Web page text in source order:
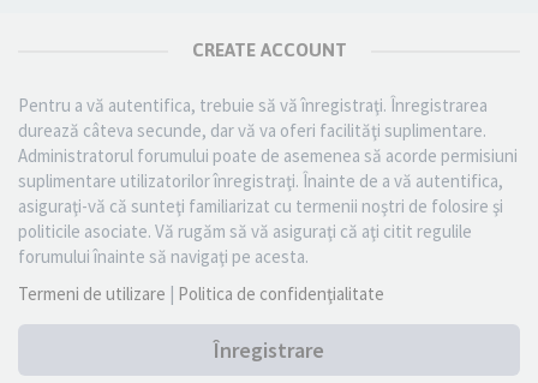
CREATE ACCOUNT
Pentru a vă autentifica, trebuie să vă înregistraţi. Înregistrarea
durează câteva secunde, dar vă va oferi facilităţi suplimentare.
Administratorul forumului poate de asemenea să acorde permisiuni
suplimentare utilizatorilor înregistraţi. Înainte de a vă autentifica,
asiguraţi-vă că sunteţi familiarizat cu termenii noştri de folosire şi
politicile asociate. Vă rugăm să vă asiguraţi că aţi citit regulile
forumului înainte să navigaţi pe acesta.
Termeni de utilizare | Politica de confidenţialitate
Înregistrare